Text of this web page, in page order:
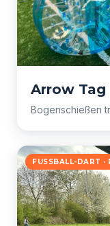
Arrow Tag
Bogenschießen
FUSSBALL-DART ·